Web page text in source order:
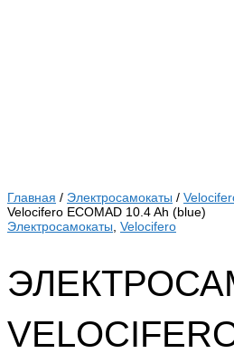
Главная / Электросамокаты /
Velocifero ECOMAD 10.4 Ah (blue)
Электросамокаты Velocifero